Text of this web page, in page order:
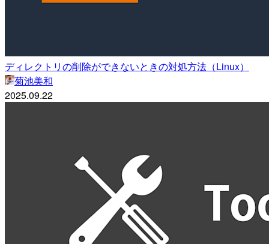
ディレクトリの削除ができないときの対処方法（Linux）
菊池美和
2025.09.22